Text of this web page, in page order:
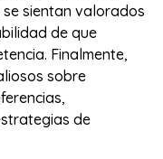
sientan valorados
de que
Finalmente,
sobre
de